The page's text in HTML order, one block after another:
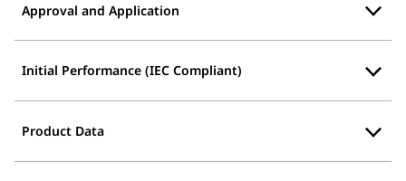
Approval and Application
Initial Performance (IEC Compliant)
Product Data